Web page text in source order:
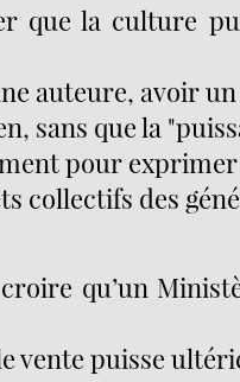
que la culture
auteure, avoir
sans que la
pour exprimer
collectifs des
qu’un
vente puisse